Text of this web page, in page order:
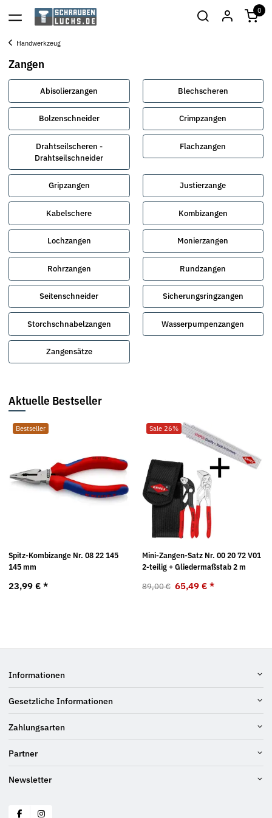
0
Handwerkzeug
Zangen
Abisolierzangen Blechscheren
Bolzenschneider Crimpzangen
Drahtseilscheren -
Drahtseilschneider
Flachzangen
Gripzangen Justierzange
Kabelschere Kombizangen
Lochzangen Monierzangen
Rohrzangen Rundzangen
Seitenschneider Sicherungsringzangen
Storchschnabelzangen Wasserpumpenzangen
Zangensätze
Aktuelle Bestseller
Bestseller
Spitz-Kombizange Nr. 08 22 145
145 mm
23,99 € *
Sale 26%
Mini-Zangen-Satz Nr. 00 20 72 V01
2-teilig + Gliedermaßstab 2 m
89,00 € 65,49 € *
Informationen
Gesetzliche Informationen
Zahlungsarten
Partner
Newsletter